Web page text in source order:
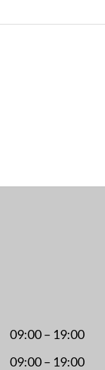
09:00 – 19:00
09:00 – 19:00